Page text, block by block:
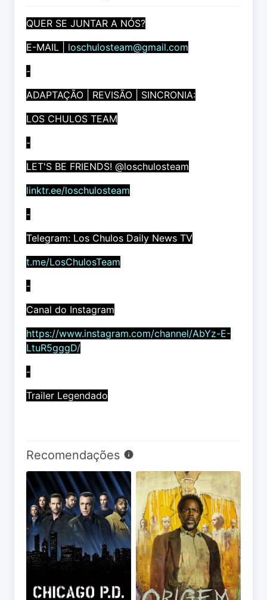
QUER SE JUNTAR A NÓS?
E-MAIL | loschulosteam@gmail.com
-
ADAPTAÇÃO | REVISÃO | SINCRONIA:
LOS CHULOS TEAM
-
LET'S BE FRIENDS! @loschulosteam
linktr.ee/loschulosteam
-
Telegram: Los Chulos Daily News TV
t.me/LosChulosTeam
-
Canal do Instagram
https://www.instagram.com/channel/AbYz-E-
LtuR5gggD/
-
Trailer Legendado
Recomendações